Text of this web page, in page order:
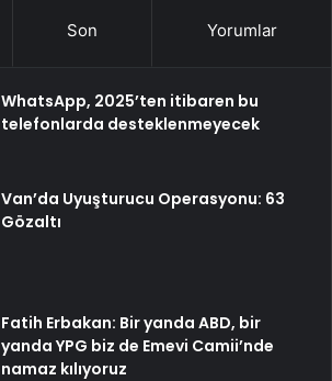
Son Yorumlar
WhatsApp, 2025’ten itibaren bu
telefonlarda desteklenmeyecek
Van’da Uyuşturucu Operasyonu: 63
Gözaltı
Fatih Erbakan: Bir yanda ABD, bir
yanda YPG biz de Emevi Camii’nde
namaz kılıyoruz